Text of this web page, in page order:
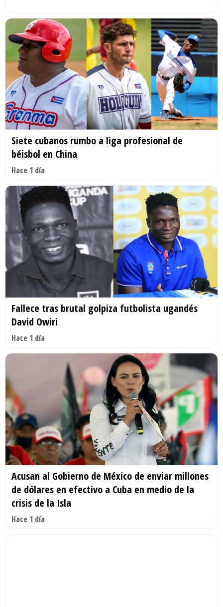
Siete cubanos rumbo a liga profesional de
béisbol en China
Hace 1 día
Fallece tras brutal golpiza futbolista ugandés
David Owiri
Hace 1 día
Acusan al Gobierno de México de enviar millones
de dólares en efectivo a Cuba en medio de la
crisis de la Isla
Hace 1 día